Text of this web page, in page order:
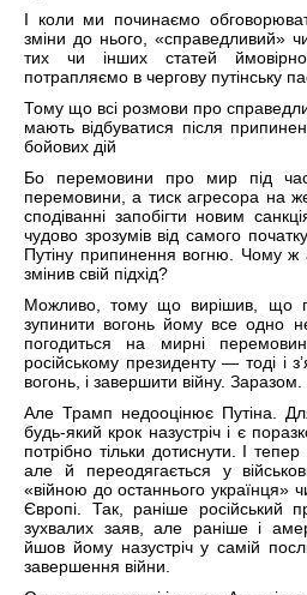
І коли ми починаємо
зміни до нього, «справедливий»
тих чи інших статей
потрапляємо в чергову путінську
Тому що всі розмови про
мають відбуватися після
бойових дій
Бо перемовини про мир під
перемовини, а тиск агресора на
сподіванні запобігти новим
чудово зрозумів від самого
Путіну припинення вогню. Чому ж
змінив свій підхід?
Можливо, тому що вирішив, що
зупинити вогонь йому все одно
погодиться на мирні
російському президенту — тоді і
вогонь, і завершити війну. Заразом.
Але Трамп недооцінює Путіна.
будь-який крок назустріч і є
потрібно тільки дотиснути. І
але й переодягається у
«війною до останнього українця»
Європі. Так, раніше російський
зухвалих заяв, але раніше і
йшов йому назустріч у самій
завершення війни.